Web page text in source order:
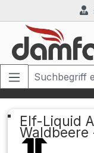
Zum Hauptinhalt
Elf-Liquid
Waldbeere
Bildergalerie